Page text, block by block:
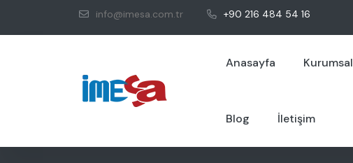
info@imesa.com.tr +90 216 484 54 16
Anasayfa Kurumsal
Blog İletişim